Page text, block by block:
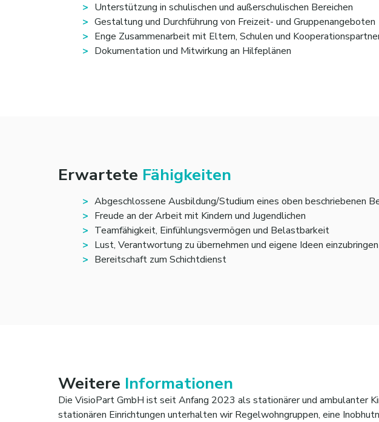
Unterstützung in schulischen und außerschulischen Bereichen
Gestaltung und Durchführung von Freizeit- und Gruppenangeboten
Enge Zusammenarbeit mit Eltern, Schulen und
Dokumentation und Mitwirkung an Hilfeplänen
Erwartete Fähigkeiten
Abgeschlossene Ausbildung/Studium eines oben beschriebenen
Freude an der Arbeit mit Kindern und Jugendlichen
Teamfähigkeit, Einfühlungsvermögen und Belastbarkeit
Lust, Verantwortung zu übernehmen und eigene Ideen einzubringen
Bereitschaft zum Schichtdienst
Weitere Informationen
Die VisioPart GmbH ist seit Anfang 2023 als stationärer und ambulanter
stationären Einrichtungen unterhalten wir Regelwohngruppen, eine